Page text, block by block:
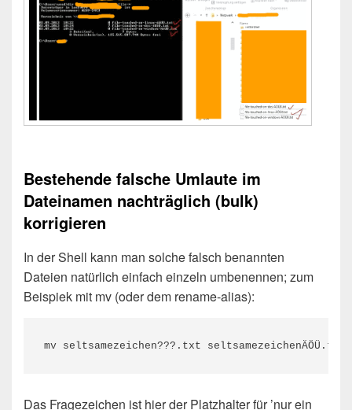
Bestehende falsche Umlaute im
Dateinamen nachträglich (bulk)
korrigieren
In der Shell kann man solche falsch benannten
Dateien natürlich einfach einzeln umbenennen; zum
Beispiek mit mv (oder dem rename-alias):
mv seltsamezeichen???.txt seltsamezeichenÄÖÜ.txt
Das Fragezeichen ist hier der Platzhalter für ’nur ein